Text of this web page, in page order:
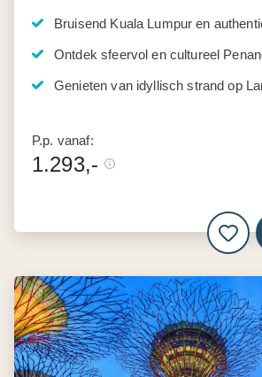
Bruisend Kuala Lumpur en
Ontdek sfeervol en cultureel
Genieten van idyllisch strand op
P.p. vanaf:
1.293,-